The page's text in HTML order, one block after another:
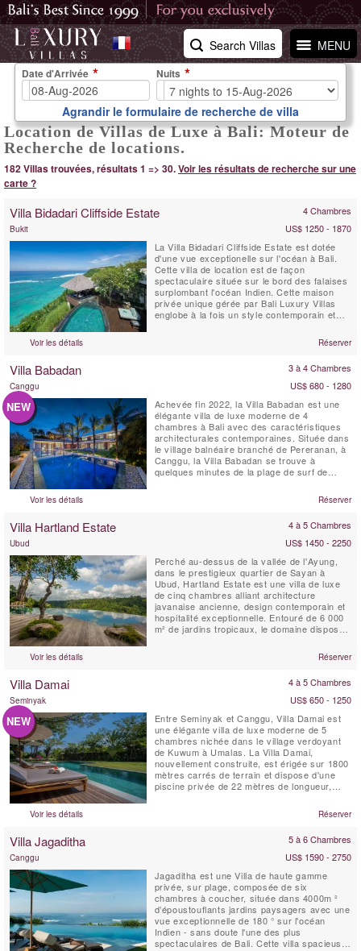
MENU
Search Villas
Location de Villas de Luxe à Bali: Moteur de
Recherche de locations.
182 Villas trouvées, résultats 1 => 30.Voir les résultats de recherche sur une
carte ?
Villa Bidadari Cliffside Estate 4 Chambres
Bukit
US$ 1250 - 1870
La Villa Bidadari Cliffside Estate est dotée
d'une vue exceptionelle sur l'océan à Bali.
Cette villa de location est de façon
spectaculaire située sur le bord des falaises
surplombant l'océan Indien. Cette maison
privée unique gérée par Bali Luxury Villas
englobe à la fois un style contemporain et
principale, et une quatrième se trouve au
Voir les détails Réserver
Villa Babadan 3 à 4 Chambres
Canggu US$ 680 - 1280
NEW
Achevée fin 2022, la Villa Babadan est une
élégante villa de luxe moderne de 4
chambres à Bali avec des caractéristiques
architecturales contemporaines. Située dans
le village balnéaire branché de Pereranan, à
Canggu, la Villa Babadan se trouve à
quelques minutes de la plage de surf de
Voir les détails Réserver
Villa Hartland Estate 4 à 5 Chambres
Ubud
US$ 1450 - 2250
Perché au-dessus de la vallée de l'Ayung,
dans le prestigieux quartier de Sayan à
Ubud, Hartland Estate est une villa de luxe
de cinq chambres alliant architecture
javanaise ancienne, design contemporain et
hospitalité exceptionnelle. Entouré de 6 000
m² de jardins tropicaux, le domaine dispose
d'eau salée de 26 mètres alimentée par une
source naturelle, de vues panoramiques sur
Voir les détails Réserver
Villa Damai 4 à 5 Chambres
Seminyak US$ 650 - 1250
NEW
Entre Seminyak et Canggu, Villa Damai est
une élégante villa de luxe moderne de 5
chambres nichée dans le village verdoyant
de Kuwum à Umalas. La Villa Damai,
nouvellement construite, est érigée sur 1800
mètres carrés de terrain et dispose d'une
piscine privée de 22 mètres de longueur,
surplombant des champs de riz naturels.
Voir les détails Réserver
Villa Jagaditha 5 à 6 Chambres
Canggu
US$ 1590 - 2750
Jagaditha est une Villa de haute gamme
privée, sur plage, composée de six
chambres à coucher, située dans 4000m ²
d’époustouflants jardins paysagers avec une
vue exceptionnelle de 180 ° sur l'océan
Indien - sans doute l'une des plus
spectaculaires de Bali. Cette villa spacieuse,
Date d'Arrivée Nuits
Agrandir le formulaire de recherche de villa